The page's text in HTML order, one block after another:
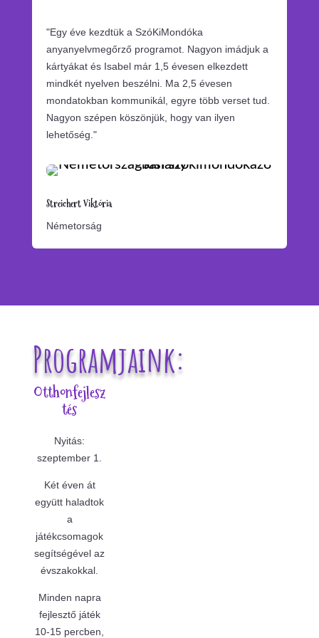
"Egy éve kezdtük a SzóKiMondóka
anyanyelvmegőrző programot. Nagyon imádjuk a
kártyákat és Isabel már 1,5 évesen elkezdett
mindkét nyelven beszélni. Ma 2,5 évesen
mondatokban kommunikál, egyre több verset tud.
Nagyon szépen köszönjük, hogy van ilyen
lehetőség. "
Streichert Viktória
Németorság
Programjaink:
Otthonfejlesz
tés
Nyitás:
szeptember 1.
Két éven át
együtt haladtok
a
játékcsomagok
segítségével az
évszakokkal.
Minden napra
fejlesztő játék
10-15 percben,